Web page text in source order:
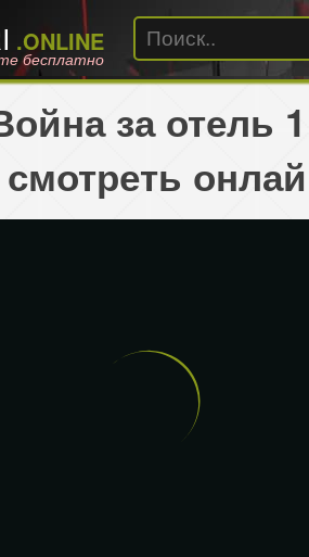
.ONLINE
бесплатно
за отель